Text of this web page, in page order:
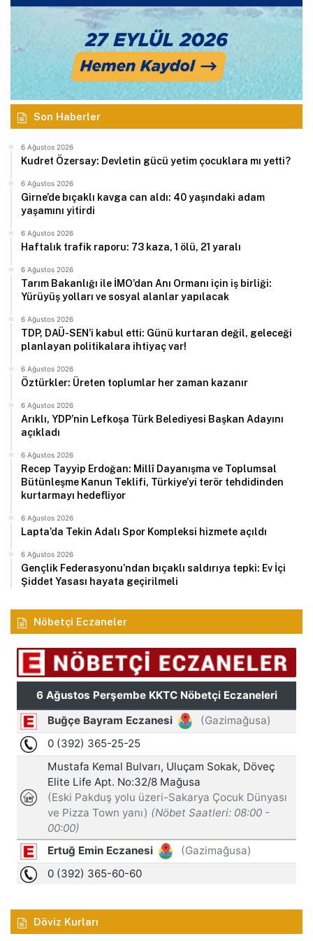
Son Haberler
6 Ağustos 2026
Kudret Özersay: Devletin gücü yetim çocuklara mı yetti?
6 Ağustos 2026
Girne’de bıçaklı kavga can aldı: 40 yaşındaki adam
yaşamını yitirdi
6 Ağustos 2026
Haftalık trafik raporu: 73 kaza, 1 ölü, 21 yaralı
6 Ağustos 2026
Tarım Bakanlığı ile İMO’dan Anı Ormanı için iş birliği:
Yürüyüş yolları ve sosyal alanlar yapılacak
6 Ağustos 2026
TDP, DAÜ-SEN’i kabul etti: Günü kurtaran değil, geleceği
planlayan politikalara ihtiyaç var!
6 Ağustos 2026
Öztürkler: Üreten toplumlar her zaman kazanır
6 Ağustos 2026
Arıklı, YDP’nin Lefkoşa Türk Belediyesi Başkan Adayını
açıkladı
6 Ağustos 2026
Recep Tayyip Erdoğan: Millî Dayanışma ve Toplumsal
Bütünleşme Kanun Teklifi, Türkiye’yi terör tehdidinden
kurtarmayı hedefliyor
6 Ağustos 2026
Lapta’da Tekin Adalı Spor Kompleksi hizmete açıldı
6 Ağustos 2026
Gençlik Federasyonu’ndan bıçaklı saldırıya tepki: Ev İçi
Şiddet Yasası hayata geçirilmeli
Nöbetçi Eczaneler
Döviz Kurları